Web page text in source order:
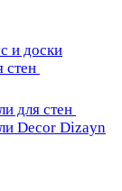
и доски
стен
для стен
Decor Dizayn